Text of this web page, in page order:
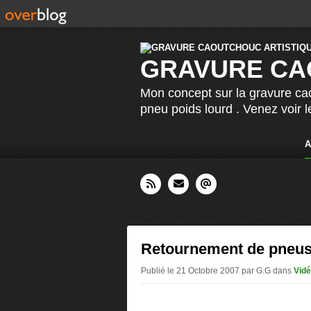
GRAVURE
Mon concept sur la gravure
pneu poids lourd . Venez voir
Retournement de
Publié le 21 Octobre 2007 par G.G dans